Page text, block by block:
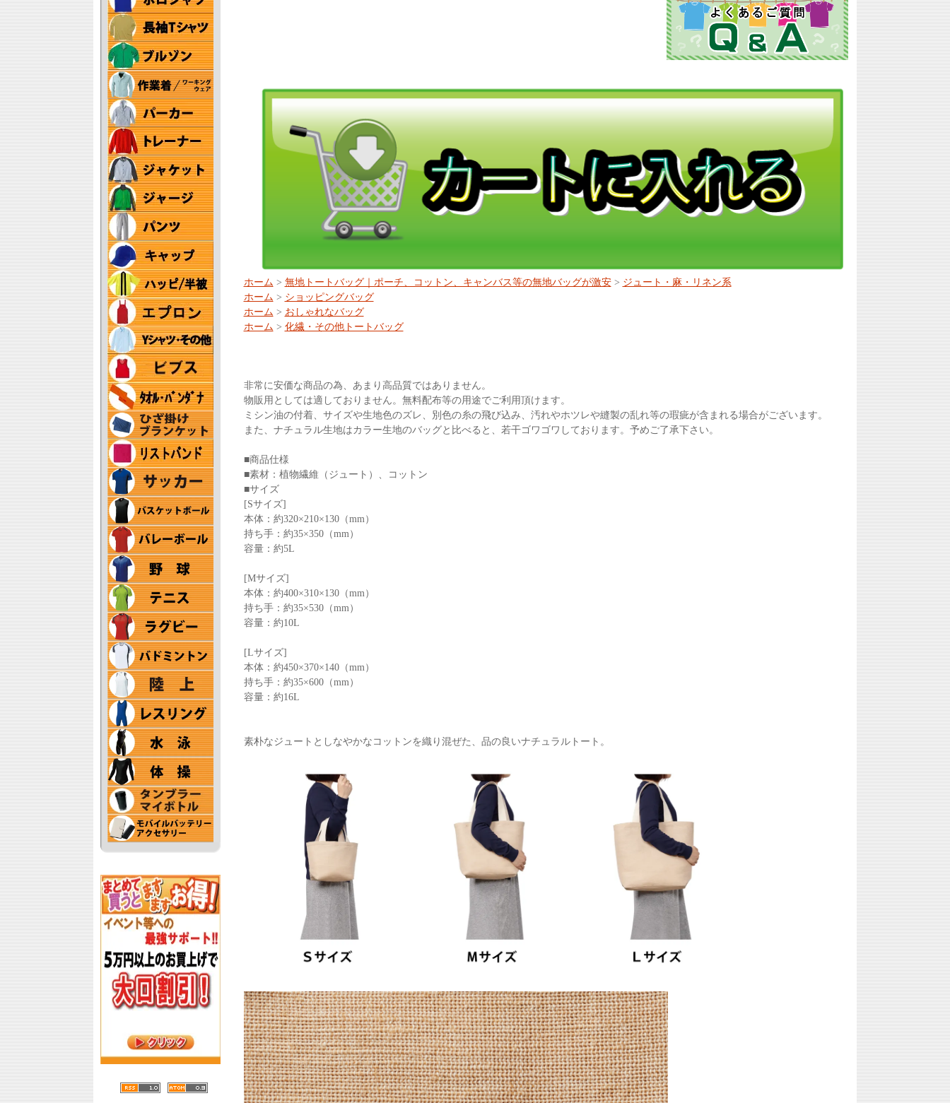
ホーム > 無地トートバッグ｜ポーチ、コットン、キャンバス等の無地バッグが激安> ジュート・麻・リネン系
ホーム > ショッピングバッグ
ホーム > おしゃれなバッグ
ホーム > 化繊・その他トートバッグ
非常に安価な商品の為、あまり高品質ではありません。
物販用としては適しておりません。無料配布等の用途でご利用頂けます。
ミシン油の付着、サイズや生地色のズレ、別色の糸の飛び込み、汚れやホツレや縫製の乱れ等の瑕疵が含まれる場合がございます。
また、ナチュラル生地はカラー生地のバッグと比べると、若干ゴワゴワしております。予めご了承下さい。
■商品仕様
■素材：植物繊維（ジュート）、コットン
■サイズ
[Sサイズ]
本体：約320×210×130（mm）
持ち手：約35×350（mm）
容量：約5L
[Mサイズ]
本体：約400×310×130（mm）
持ち手：約35×530（mm）
容量：約10L
[Lサイズ]
本体：約450×370×140（mm）
持ち手：約35×600（mm）
容量：約16L
素朴なジュートとしなやかなコットンを織り混ぜた、品の良いナチュラルトート。